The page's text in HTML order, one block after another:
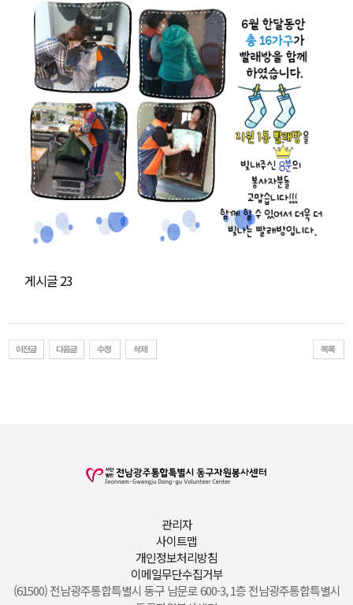
게시글 23
관리자
사이트맵
개인정보처리방침
이메일무단수집거부
(61500) 전남광주통합특별시 동구 남문로 600-3, 1층 전남광주통합특별시